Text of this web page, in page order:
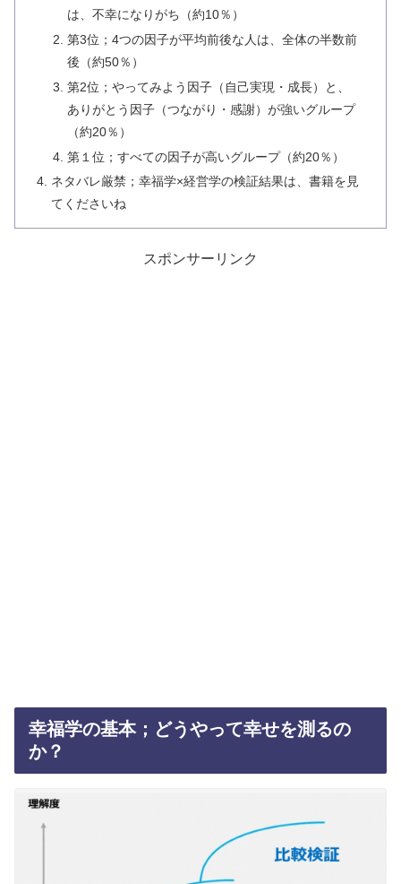
は、不幸になりがち（約10％）
第3位；4つの因子が平均前後な人は、全体の半数前
後（約50％）
第2位；やってみよう因子（自己実現・成長）と、
ありがとう因子（つながり・感謝）が強いグループ
（約20％）
第１位；すべての因子が高いグループ（約20％）
ネタバレ厳禁；幸福学×経営学の検証結果は、書籍を見
てくださいね
スポンサーリンク
幸福学の基本；どうやって幸せを測るの
か？